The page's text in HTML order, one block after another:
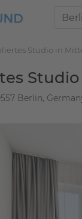
Studio in
Berlin,